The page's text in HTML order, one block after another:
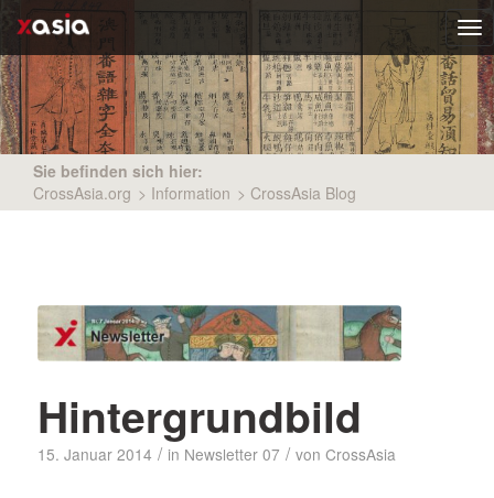
Sie befinden sich hier:
CrossAsia.org > Information > CrossAsia Blog
Hintergrundbild
15. Januar 2014 / in Newsletter 07 / von CrossAsia